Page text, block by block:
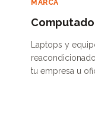
MARCA
Laptops y
tu empresa u